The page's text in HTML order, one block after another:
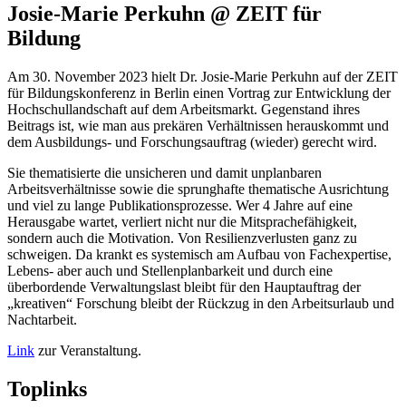
Josie-Marie Perkuhn @ ZEIT für
Bildung
Am 30. November 2023 hielt Dr. Josie-Marie Perkuhn auf der ZEIT
für Bildungskonferenz in Berlin einen Vortrag zur Entwicklung der
Hochschullandschaft auf dem Arbeitsmarkt. Gegenstand ihres
Beitrags ist, wie man aus prekären Verhältnissen herauskommt und
dem Ausbildungs- und Forschungsauftrag (wieder) gerecht wird.
Sie thematisierte die unsicheren und damit unplanbaren
Arbeitsverhältnisse sowie die sprunghafte thematische Ausrichtung
und viel zu lange Publikationsprozesse. Wer 4 Jahre auf eine
Herausgabe wartet, verliert nicht nur die Mitsprachefähigkeit,
sondern auch die Motivation. Von Resilienzverlusten ganz zu
schweigen. Da krankt es systemisch am Aufbau von Fachexpertise,
Lebens- aber auch und Stellenplanbarkeit und durch eine
überbordende Verwaltungslast bleibt für den Hauptauftrag der
„kreativen“ Forschung bleibt der Rückzug in den Arbeitsurlaub und
Nachtarbeit.
Link zur Veranstaltung.
Toplinks